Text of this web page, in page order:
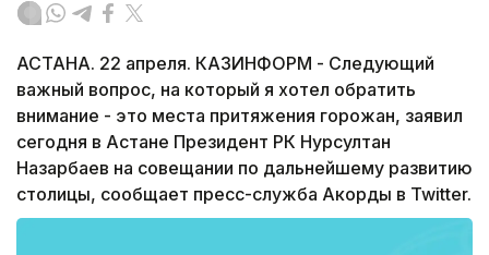
АСТАНА. 22 апреля. КАЗИНФОРМ - Следующий
важный вопрос, на который я хотел обратить
внимание - это места притяжения горожан, заявил
сегодня в Астане Президент РК Нурсултан
Назарбаев на совещании по дальнейшему развитию
столицы, сообщает пресс-служба Акорды в Twitter.